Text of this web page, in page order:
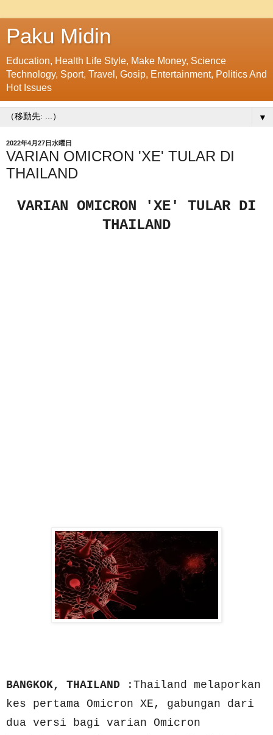
Paku Midin
Education, Health Life Style, Make Money, Science
Technology, Sport, Travel, Gosip, Entertainment, Politics And
Hot Issues
▼
2022年4月27日水曜日
VARIAN OMICRON 'XE' TULAR DI
THAILAND
VARIAN OMICRON 'XE' TULAR DI
THAILAND
BANGKOK, THAILAND :Thailand melaporkan
kes pertama Omicron XE, gabungan dari
dua versi bagi varian Omicron